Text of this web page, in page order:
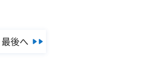
最後へ